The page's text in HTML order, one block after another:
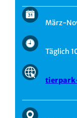
März-
Täglich